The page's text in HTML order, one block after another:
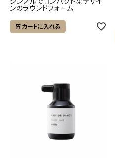
ンのラウンドフォーム
カートに入れる